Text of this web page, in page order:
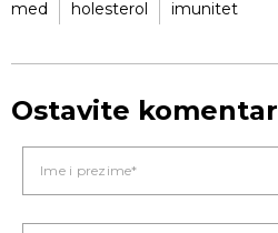
med holesterol imunitet
Ostavite komentar